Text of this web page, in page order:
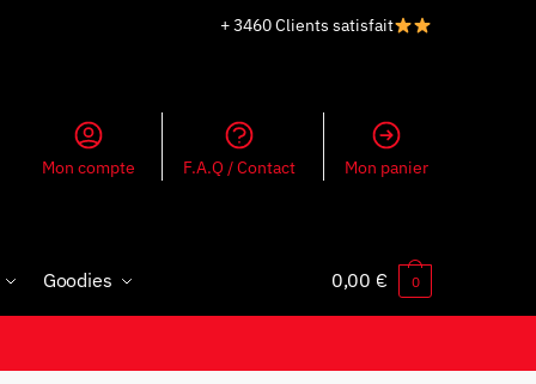
+ 3460 Clients satisfait
Mon compte F.A.Q / Contact Mon panier
Goodies 0,00 € 0